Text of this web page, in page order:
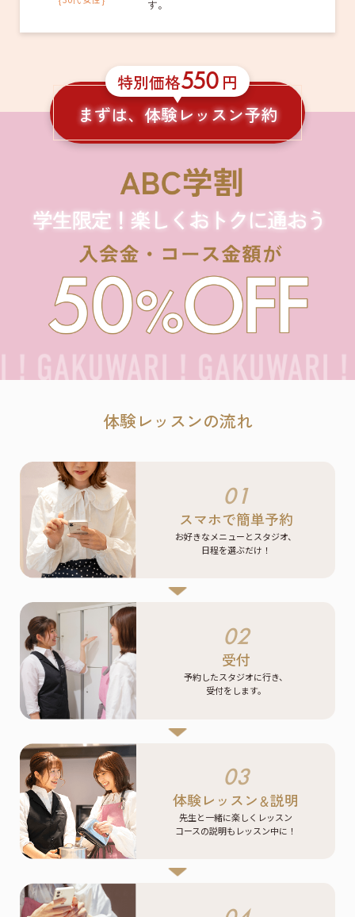
す。
特別価格550 円
まずは、体験レッスン予約
体験レッスンの流れ
01
スマホで簡単予約
お好きなメニューとスタジオ、
日程を選ぶだけ！
02
受付
予約したスタジオに行き、
受付をします。
03
体験レッスン＆説明
先生と一緒に楽しくレッスン
コースの説明もレッスン中に！